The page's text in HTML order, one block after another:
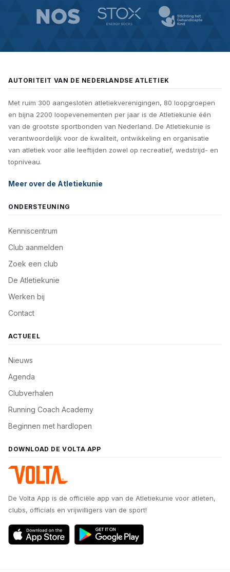
AUTORITEIT VAN DE NEDERLANDSE ATLETIEK
Met ruim 300 aangesloten atletiekverenigingen, 80 loopgroepen
en bijna 2200 loopevenementen per jaar is de Atletiekunie één
van de grootste sportbonden van Nederland. De Atletiekunie is
verantwoordelijk voor de kwaliteit, ontwikkeling en organisatie
van atletiek voor alle leeftijden zowel op recreatief, wedstrijd- en
topniveau.
Meer over de Atletiekunie
ONDERSTEUNING
Kenniscentrum
Club aanmelden
Zoek een club
De Atletiekunie
Werken bij
Contact
ACTUEEL
Nieuws
Agenda
Clubverhalen
Running Coach Academy
Beginnen met hardlopen
DOWNLOAD DE VOLTA APP
De Volta App is de officiële app van de Atletiekunie voor atleten,
clubs, officials en vrijwilligers van de sport!